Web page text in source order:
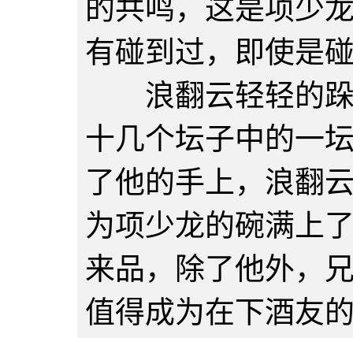
的共鸣，这是项少
有碰到过，即使是
浪翻云轻轻的跺
十几个坛子中的一
了他的手上，浪翻
为项少龙的碗满上
来品，除了他外，
值得成为在下酒友